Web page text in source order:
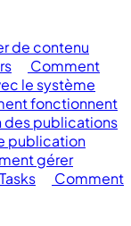
de contenu
Comment
le système
fonctionnent
des publications
publication
gérer
Comment